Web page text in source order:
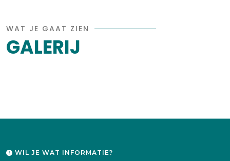
WAT JE GAAT ZIEN
GALERIJ
WIL JE WAT INFORMATIE?